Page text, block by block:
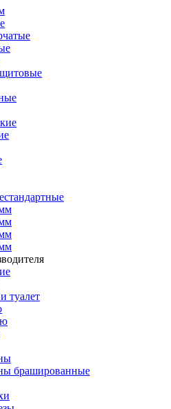
туалет
брашированные